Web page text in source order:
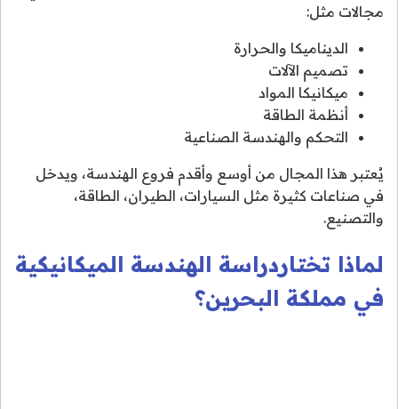
مجالات مثل:
الديناميكا والحرارة
تصميم الآلات
ميكانيكا المواد
أنظمة الطاقة
التحكم والهندسة الصناعية
يُعتبر هذا المجال من أوسع وأقدم فروع الهندسة، ويدخل
في صناعات كثيرة مثل السيارات، الطيران، الطاقة،
والتصنيع.
لماذا تختاردراسة الهندسة الميكانيكية
في مملكة البحرين؟